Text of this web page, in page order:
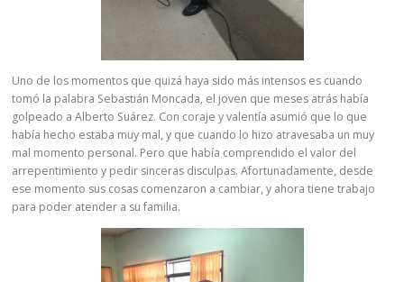
Uno de los momentos que quizá haya sido más intensos es cuando
tomó la palabra Sebastián Moncada, el joven que meses atrás había
golpeado a Alberto Suárez. Con coraje y valentía asumió que lo que
había hecho estaba muy mal, y que cuando lo hizo atravesaba un muy
mal momento personal. Pero que había comprendido el valor del
arrepentimiento y pedir sinceras disculpas. Afortunadamente, desde
ese momento sus cosas comenzaron a cambiar, y ahora tiene trabajo
para poder atender a su familia.